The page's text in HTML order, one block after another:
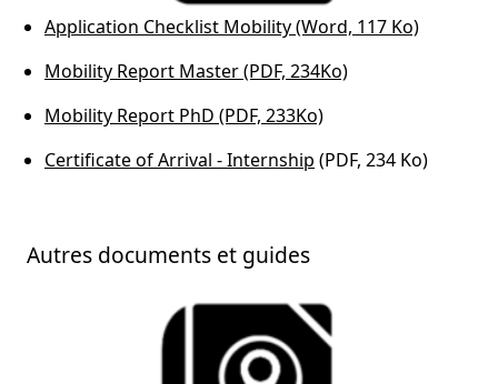
Application Checklist Mobility (Word, 117 Ko)
Mobility Report Master (PDF, 234Ko)
Mobility Report PhD (PDF, 233Ko)
Certificate of Arrival - Internship (PDF, 234 Ko)
Autres documents et guides